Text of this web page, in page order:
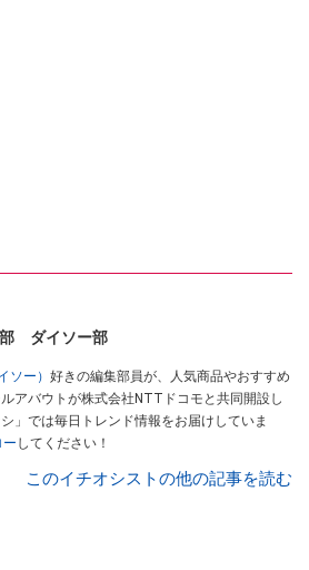
部 ダイソー部
ソー） 好きの編集部員が、人気商品やおすすめ
アバウトが株式会社NTTドコモと共同開設し
」では毎日トレンド情報をお届けしていま
ー してください！
このイチオシストの他の記事を読む